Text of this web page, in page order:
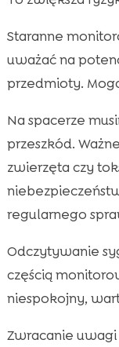
Staranne
uważać na
przedmioty.
Na spacerze
przeszkód.
zwierzęta czy
regularnego
Odczytywanie
częścią
niespokojny,
Zwracanie uwagi